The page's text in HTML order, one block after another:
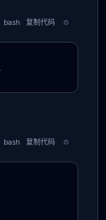
bash 复制代码
bash 复制代码